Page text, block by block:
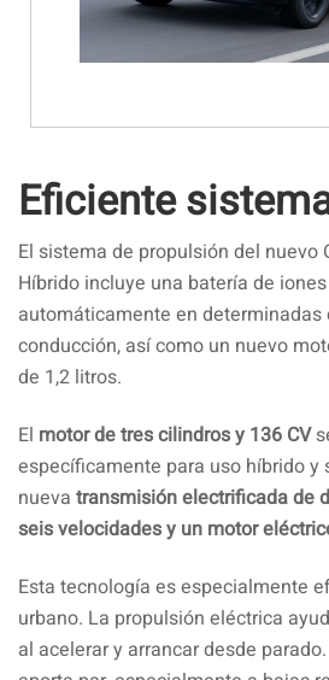
Eficiente
El sistema de propulsión del nuevo
Híbrido incluye una batería de
automáticamente en determinadas
conducción, así como un nuevo
de 1,2 litros.
El motor de tres cilindros y 136 CV
específicamente para uso híbrido y
nueva transmisión electrificada de
seis velocidades y un motor
Esta tecnología es especialmente
urbano. La propulsión eléctrica
al acelerar y arrancar desde